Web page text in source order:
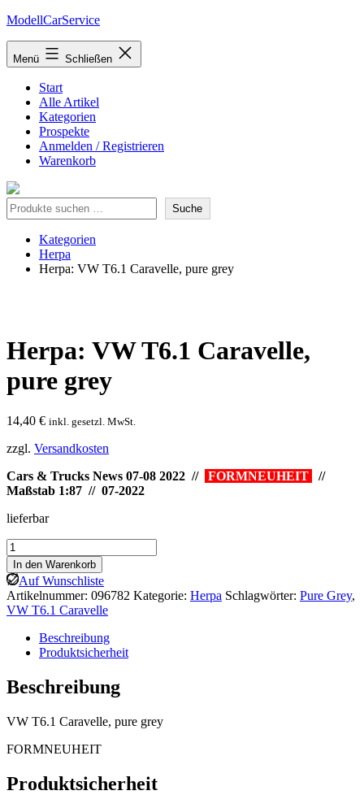
Zum
springen
ModellCarService
Menü Schließen
Start
Alle Artikel
Kategorien
Prospekte
Anmelden / Registrieren
Warenkorb
Suche Suche
Kategorien
Herpa
Herpa: VW T6.1 Caravelle, pure grey
Herpa: VW T6.1 Caravelle,
pure grey
14,40 € inkl. gesetzl. MwSt.
zzgl. Versandkosten
Cars & Trucks News 07-08 2022 //
FORMNEUHEIT
//
Maßstab 1:87 // 07-2022
lieferbar
Herpa:
VW
T6.1
Caravelle,
pure
grey
Menge
In den Warenkorb
Auf Wunschliste
Artikelnummer: 096782 Kategorie: Herpa Schlagwörter: Pure Grey,
VW T6.1 Caravelle
Beschreibung
Produktsicherheit
Beschreibung
VW T6.1 Caravelle, pure grey
FORMNEUHEIT
Produktsicherheit